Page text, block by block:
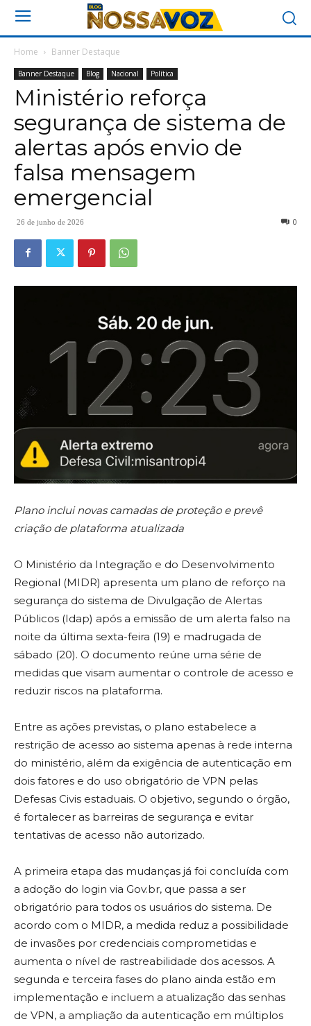
Home Banner Destaque
Banner Destaque Blog Nacional Política
Ministério reforça
segurança de sistema de
alertas após envio de
falsa mensagem
emergencial
26 de junho de 2026 0
Plano inclui novas camadas de proteção e prevê
criação de plataforma atualizada
O Ministério da Integração e do Desenvolvimento
Regional (MIDR) apresenta um plano de reforço na
segurança do sistema de Divulgação de Alertas
Públicos (Idap) após a emissão de um alerta falso na
noite da última sexta-feira (19) e madrugada de
sábado (20). O documento reúne uma série de
medidas que visam aumentar o controle de acesso e
reduzir riscos na plataforma.
Entre as ações previstas, o plano estabelece a
restrição de acesso ao sistema apenas à rede interna
do ministério, além da exigência de autenticação em
dois fatores e do uso obrigatório de VPN pelas
Defesas Civis estaduais. O objetivo, segundo o órgão,
é fortalecer as barreiras de segurança e evitar
tentativas de acesso não autorizado.
A primeira etapa das mudanças já foi concluída com
a adoção do login via Gov.br, que passa a ser
obrigatório para todos os usuários do sistema. De
acordo com o MIDR, a medida reduz a possibilidade
de invasões por credenciais comprometidas e
aumenta o nível de rastreabilidade dos acessos. A
segunda e terceira fases do plano ainda estão em
implementação e incluem a atualização das senhas
de VPN, a ampliação da autenticação em múltiplos